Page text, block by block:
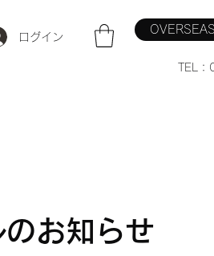
ログイン
TEL
お知らせ